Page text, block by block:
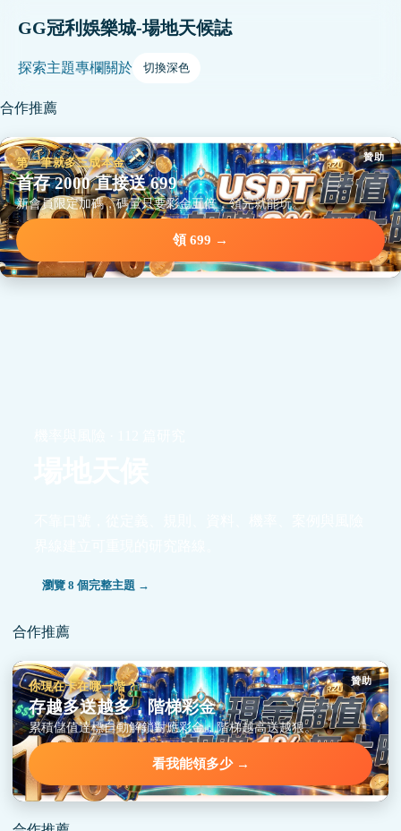
GG冠利娛樂城-場地天候誌
探索主題專欄關於 切換深色
合作推薦
贊助
第一筆就多三成本金
首存 2000 直接送 699
新會員限定加碼，碼量只要彩金五倍，領完就能玩。
領 699 →
瀏覽 8 個完整主題 →
合作推薦
贊助
你現在卡在哪一階？
存越多送越多，階梯彩金
累積儲值達標自動解鎖對應彩金，階梯越高送越狠。
看我能領多少 →